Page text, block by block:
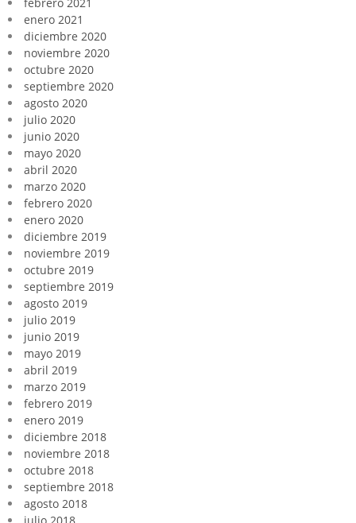
enero 2021
diciembre 2020
noviembre 2020
octubre 2020
septiembre 2020
agosto 2020
julio 2020
junio 2020
mayo 2020
abril 2020
marzo 2020
febrero 2020
enero 2020
diciembre 2019
noviembre 2019
octubre 2019
septiembre 2019
agosto 2019
julio 2019
junio 2019
mayo 2019
abril 2019
marzo 2019
febrero 2019
enero 2019
diciembre 2018
noviembre 2018
octubre 2018
septiembre 2018
agosto 2018